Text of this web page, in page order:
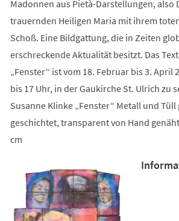
Madonnen aus Pietà-Darstellungen, also
trauernden Heiligen Maria mit ihrem
Schoß. Eine Bildgattung, die in Zeiten
erschreckende Aktualität besitzt. Das
„Fenster“ ist vom 18. Februar bis 3. April
bis 17 Uhr, in der Gaukirche St. Ulrich zu
Susanne Klinke „Fenster“ Metall und
geschichtet, transparent von Hand genäht
cm